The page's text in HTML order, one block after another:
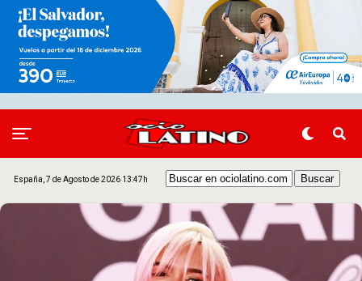
España, 7 de Agosto de 2026 13:47h